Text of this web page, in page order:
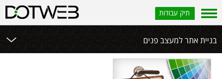
תיק עבודות
בניית אתר למעצב פנים